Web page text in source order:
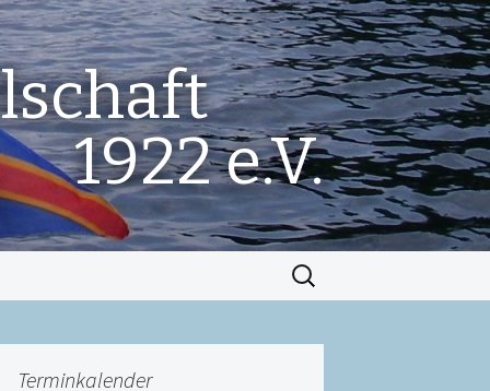
1922 e.V.
Suchen
nach:
Terminkalender